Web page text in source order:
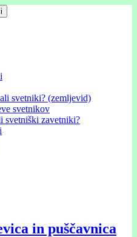
svetniki? (zemljevid)
svetnikov
svetniški zavetniki?
in puščavnica